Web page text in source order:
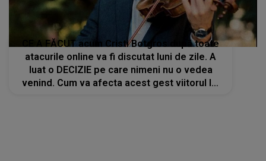
CE A FĂCUT acum Cristi Botgros după toate
atacurile online va fi discutat luni de zile. A
luat o DECIZIE pe care nimeni nu o vedea
venind. Cum va afecta acest gest viitorul lui